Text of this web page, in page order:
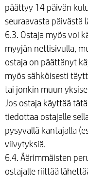
päättyy 14 päivän
seuraavasta päivästä
6.3. Ostaja myös voi
myyjän nettisivulla,
ostaja on päättänyt
myös sähköisesti
tai jonkin muun
Jos ostaja käyttää
tiedottaa ostajalle
pysyvallä kantajalla
viivytyksiä.
6.4. Äärimmäisten
ostajalle riittää